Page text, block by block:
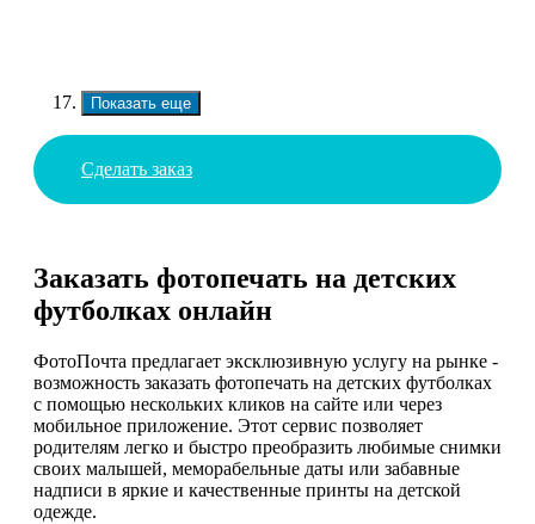
Показать еще
Сделать заказ
Заказать фотопечать на детских
футболках онлайн
ФотоПочта предлагает эксклюзивную услугу на рынке -
возможность заказать фотопечать на детских футболках
с помощью нескольких кликов на сайте или через
мобильное приложение. Этот сервис позволяет
родителям легко и быстро преобразить любимые снимки
своих малышей, меморабельные даты или забавные
надписи в яркие и качественные принты на детской
одежде.